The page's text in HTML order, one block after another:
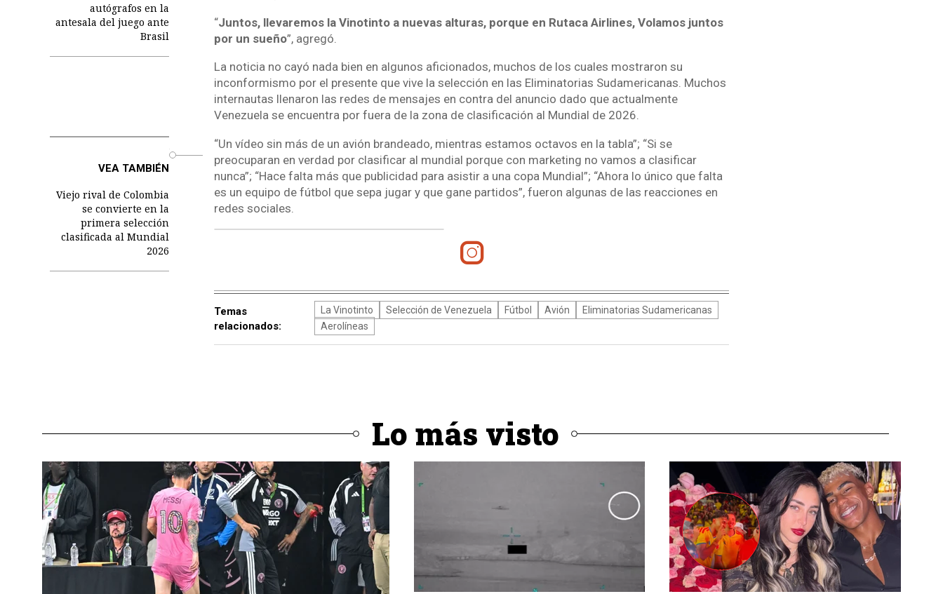
autógrafos en la
antesala del juego ante
Brasil
“Juntos, llevaremos la Vinotinto a nuevas alturas, porque en Rutaca Airlines, Volamos juntos
por un sueño”, agregó.
La noticia no cayó nada bien en algunos aficionados, muchos de los cuales mostraron su
inconformismo por el presente que vive la selección en las Eliminatorias Sudamericanas. Muchos
internautas llenaron las redes de mensajes en contra del anuncio dado que actualmente
Venezuela se encuentra por fuera de la zona de clasificación al Mundial de 2026.
VEA TAMBIÉN
Viejo rival de Colombia
se convierte en la
primera selección
clasificada al Mundial
2026
“Un vídeo sin más de un avión brandeado, mientras estamos octavos en la tabla”; “Si se
preocuparan en verdad por clasificar al mundial porque con marketing no vamos a clasificar
nunca”; “Hace falta más que publicidad para asistir a una copa Mundial”; “Ahora lo único que falta
es un equipo de fútbol que sepa jugar y que gane partidos”, fueron algunas de las reacciones en
redes sociales.
Temas
relacionados:
La Vinotinto Selección de Venezuela Fútbol Avión
Eliminatorias Sudamericanas
Aerolíneas
Lo más visto